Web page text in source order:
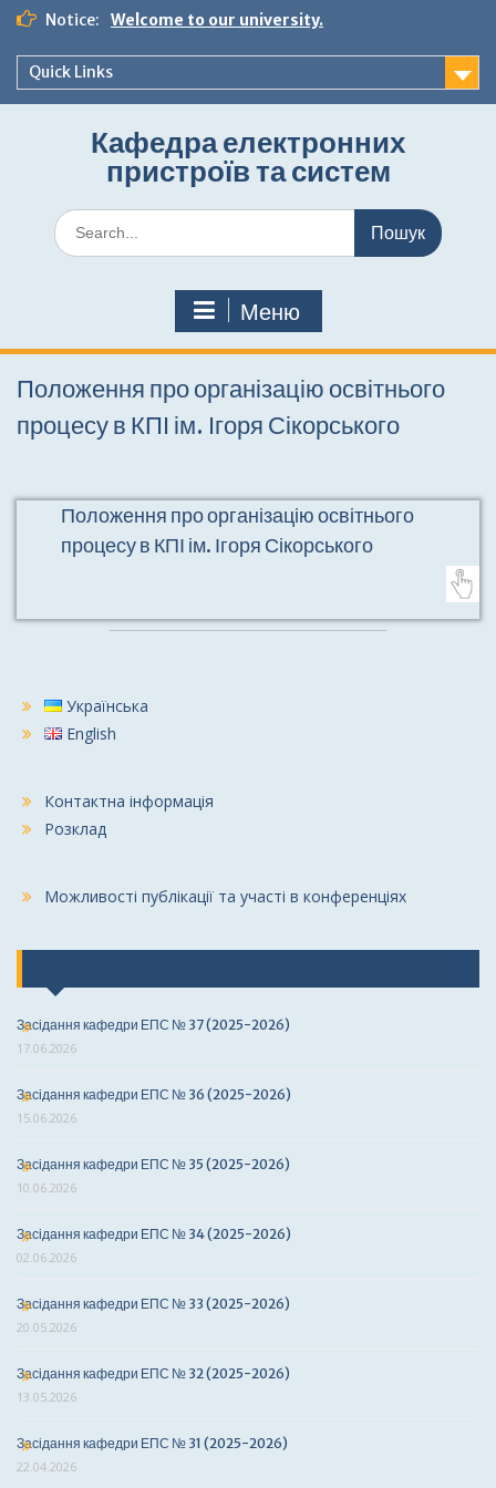
Перейти
вмісту
Notice: Welcome to our university.
Quick Links
Кафедра електронних
пристроїв та систем
Шукати:
Меню
Положення про організацію освітнього
процесу в КПІ ім. Ігоря Сікорського
Положення про організацію освітнього
процесу в КПІ ім. Ігоря Сікорського
Українська
English
Контактна інформація
Розклад
Можливості публікації та участі в конференціях
Засідання кафедри ЕПС № 37 (2025-2026)
17.06.2026
Засідання кафедри ЕПС № 36 (2025-2026)
15.06.2026
Засідання кафедри ЕПС № 35 (2025-2026)
10.06.2026
Засідання кафедри ЕПС № 34 (2025-2026)
02.06.2026
Засідання кафедри ЕПС № 33 (2025-2026)
20.05.2026
Засідання кафедри ЕПС № 32 (2025-2026)
13.05.2026
Засідання кафедри ЕПС № 31 (2025-2026)
22.04.2026